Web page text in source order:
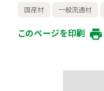
国産材
一般流通材
このページを印刷